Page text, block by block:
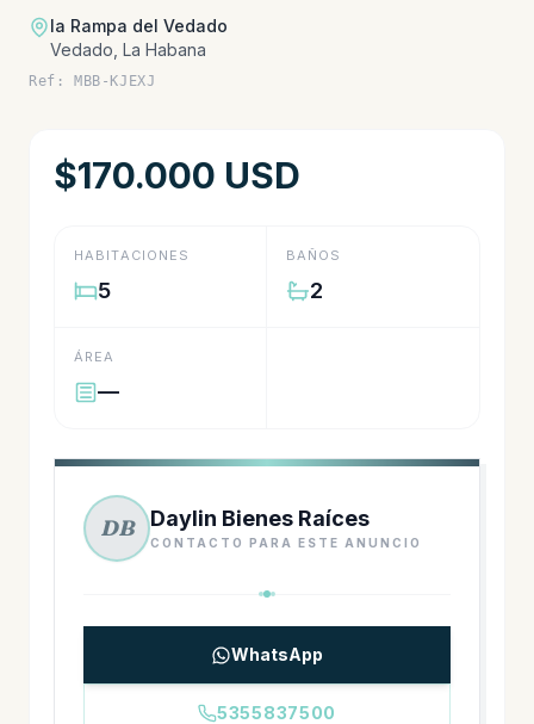
la Rampa del Vedado
Vedado, La Habana
Ref: MBB-KJEXJ
$170.000 USD
HABITACIONES
5
BAÑOS
2
ÁREA
—
DB Daylin Bienes Raíces
CONTACTO PARA ESTE ANUNCIO
WhatsApp
5355837500